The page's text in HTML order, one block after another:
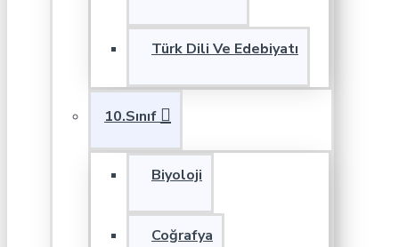
Türk Dili Ve Edebiyatı
10.Sınıf
Biyoloji
Coğrafya